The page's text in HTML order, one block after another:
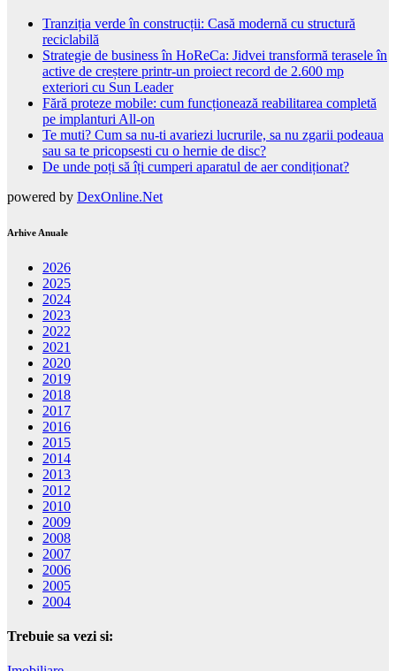
Tranziția verde în construcții: Casă modernă cu structură
reciclabilă
Strategie de business în HoReCa: Jidvei transformă terasele în
active de creștere printr-un proiect record de 2.600 mp
exteriori cu Sun Leader
Fără proteze mobile: cum funcționează reabilitarea completă
pe implanturi All-on
Te muti? Cum sa nu-ti avariezi lucrurile, sa nu zgarii podeaua
sau sa te pricopsesti cu o hernie de disc?
De unde poți să îți cumperi aparatul de aer condiționat?
powered by DexOnline.Net
Arhive Anuale
2026
2025
2024
2023
2022
2021
2020
2019
2018
2017
2016
2015
2014
2013
2012
2010
2009
2008
2007
2006
2005
2004
Trebuie sa vezi si: